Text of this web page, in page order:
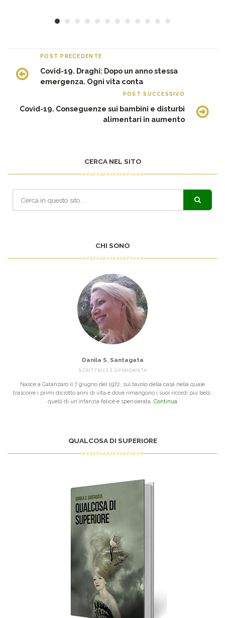
POST PRECEDENTE
Covid-19. Draghi: Dopo un anno stessa
emergenza. Ogni vita conta
POST SUCCESSIVO
Covid-19. Conseguenze sui bambini e disturbi
alimentari in aumento
CERCA NEL SITO
CHI SONO
Danila S. Santagata
SCRITTRICE E OPINIONISTA
Nasce a Catanzaro il 7 giugno del 1972, sul tavolo della casa nella quale
trascorre i primi diciotto anni di vita e dove rimangono i suoi ricordi più belli:
quelli di un’infanzia felice e spensierata. Continua
QUALCOSA DI SUPERIORE